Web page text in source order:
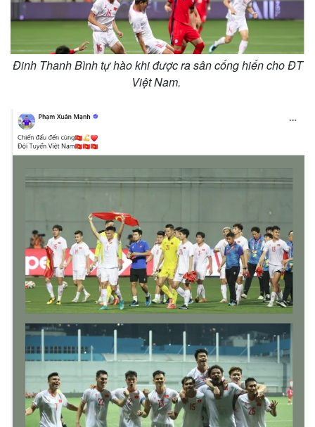
Bất động sản
Thị trường
Giá vàng
Tỷ giá
Đinh Thanh Bình tự hào khi được ra sân cống hiến cho ĐT
Việt Nam.